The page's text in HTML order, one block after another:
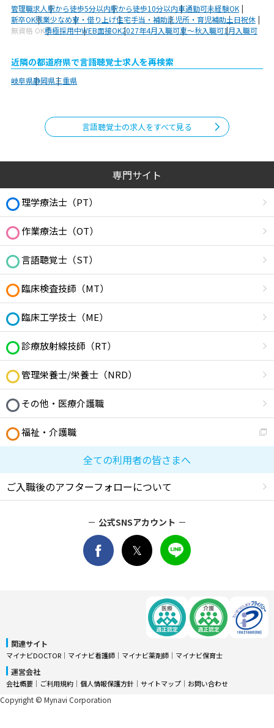
管理職求人駅から徒歩5分以内駅から徒歩10分以内車通勤可未経験OK
新卒OK残業少なめ寮・借り上げ住宅手当・補助託児所・育児補助土日祝休
無資格 OK積極採用中WEB面接OK2027年4月入職可夏～秋入職可1月入職可
近隣の都道府県で言語聴覚士求人を再検索
岐阜県静岡県三重県
言語聴覚士の求人をすべて見る
専門サイト
理学療法士（PT）
作業療法士（OT）
言語聴覚士（ST）
臨床検査技師（MT）
臨床工学技士（ME）
診療放射線技師（RT）
管理栄養士/栄養士（NRD）
その他・医療介護職
福祉・介護職
全ての利用者の皆さまへ
ご入職後のアフターフォローについて
公式SNSアカウント
関連サイト
マイナビDOCTOR │ マイナビ看護師 │ マイナビ薬剤師 │ マイナビ保育士
運営会社
会社概要 │ ご利用規約 │ 個人情報保護方針 │ サイトマップ │ お問い合わせ
Copyright © Mynavi Corporation